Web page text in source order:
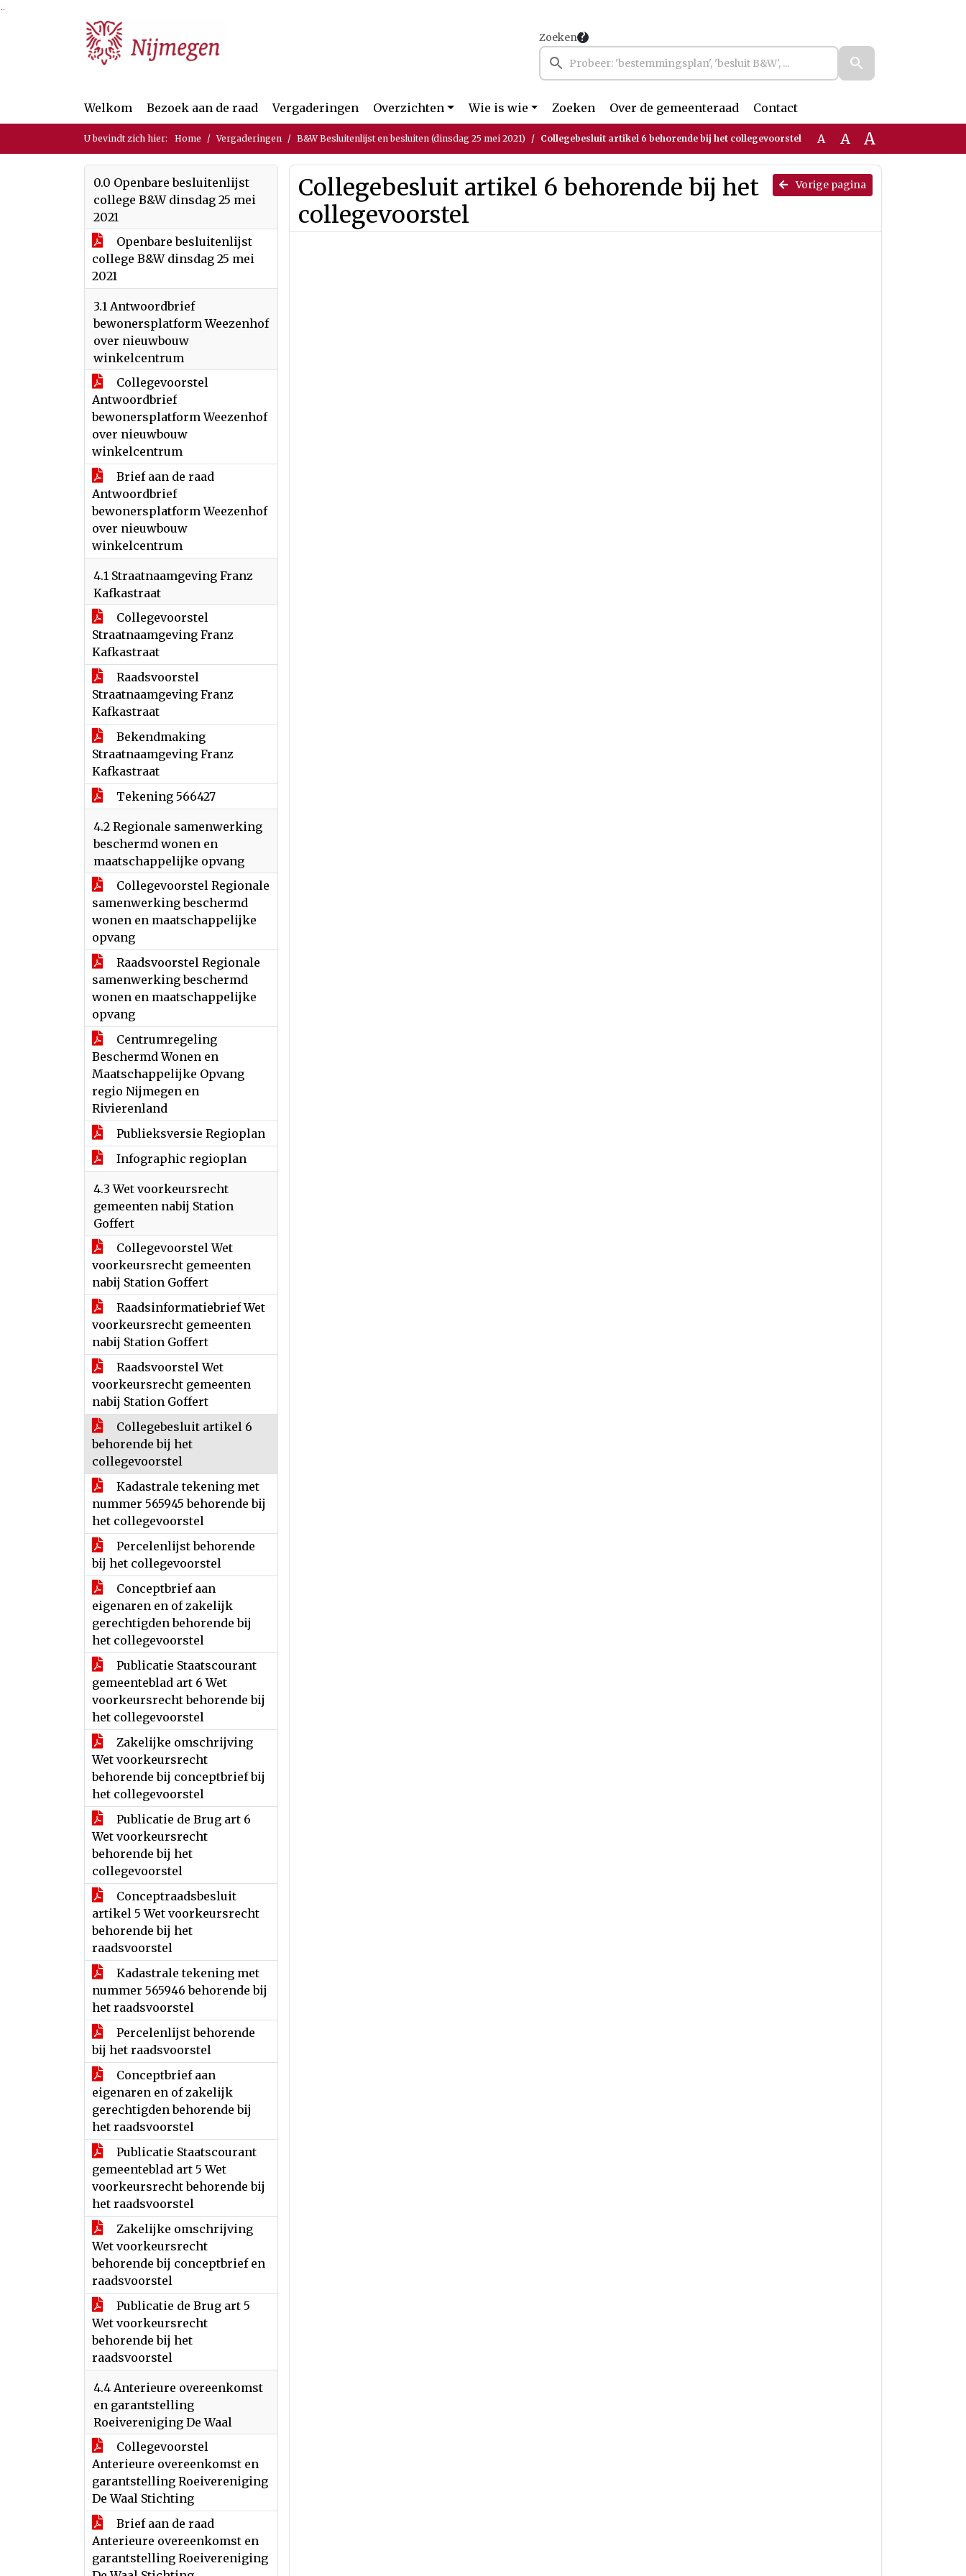
Ga naar de inhoud van deze pagina
Ga naar het zoeken
Ga naar het menu
Zoeken
Welkom Bezoek aan de raad Vergaderingen Overzichten Wie is wie Zoeken Over de gemeenteraad Contact
U bevindt zich hier: Home Vergaderingen B&W Besluitenlijst en besluiten (dinsdag 25 mei 2021) Collegebesluit artikel 6 behorende bij het collegevoorstel A A A
0.0 Openbare besluitenlijst
college B&W dinsdag 25 mei
2021
Openbare besluitenlijst
college B&W dinsdag 25 mei
2021
3.1 Antwoordbrief
bewonersplatform Weezenhof
over nieuwbouw
winkelcentrum
Collegevoorstel
Antwoordbrief
bewonersplatform Weezenhof
over nieuwbouw
winkelcentrum
Brief aan de raad
Antwoordbrief
bewonersplatform Weezenhof
over nieuwbouw
winkelcentrum
4.1 Straatnaamgeving Franz
Kafkastraat
Collegevoorstel
Straatnaamgeving Franz
Kafkastraat
Raadsvoorstel
Straatnaamgeving Franz
Kafkastraat
Bekendmaking
Straatnaamgeving Franz
Kafkastraat
Tekening 566427
4.2 Regionale samenwerking
beschermd wonen en
maatschappelijke opvang
Collegevoorstel Regionale
samenwerking beschermd
wonen en maatschappelijke
opvang
Raadsvoorstel Regionale
samenwerking beschermd
wonen en maatschappelijke
opvang
Centrumregeling
Beschermd Wonen en
Maatschappelijke Opvang
regio Nijmegen en
Rivierenland
Publieksversie Regioplan
Infographic regioplan
4.3 Wet voorkeursrecht
gemeenten nabij Station
Goffert
Collegevoorstel Wet
voorkeursrecht gemeenten
nabij Station Goffert
Raadsinformatiebrief Wet
voorkeursrecht gemeenten
nabij Station Goffert
Raadsvoorstel Wet
voorkeursrecht gemeenten
nabij Station Goffert
Collegebesluit artikel 6
behorende bij het
collegevoorstel
Kadastrale tekening met
nummer 565945 behorende bij
het collegevoorstel
Percelenlijst behorende
bij het collegevoorstel
Conceptbrief aan
eigenaren en of zakelijk
gerechtigden behorende bij
het collegevoorstel
Publicatie Staatscourant
gemeenteblad art 6 Wet
voorkeursrecht behorende bij
het collegevoorstel
Zakelijke omschrijving
Wet voorkeursrecht
behorende bij conceptbrief bij
het collegevoorstel
Publicatie de Brug art 6
Wet voorkeursrecht
behorende bij het
collegevoorstel
Conceptraadsbesluit
artikel 5 Wet voorkeursrecht
behorende bij het
raadsvoorstel
Kadastrale tekening met
nummer 565946 behorende bij
het raadsvoorstel
Percelenlijst behorende
bij het raadsvoorstel
Conceptbrief aan
eigenaren en of zakelijk
gerechtigden behorende bij
het raadsvoorstel
Publicatie Staatscourant
gemeenteblad art 5 Wet
voorkeursrecht behorende bij
het raadsvoorstel
Zakelijke omschrijving
Wet voorkeursrecht
behorende bij conceptbrief en
raadsvoorstel
Publicatie de Brug art 5
Wet voorkeursrecht
behorende bij het
raadsvoorstel
4.4 Anterieure overeenkomst
en garantstelling
Roeivereniging De Waal
Collegevoorstel
Anterieure overeenkomst en
garantstelling Roeivereniging
De Waal Stichting
Brief aan de raad
Anterieure overeenkomst en
garantstelling Roeivereniging
Vorige pagina
Collegebesluit artikel 6 behorende bij het
collegevoorstel